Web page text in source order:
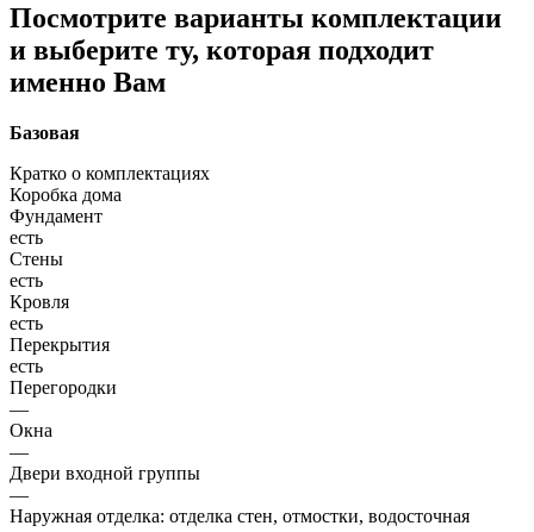
Посмотрите варианты комплектации
и выберите ту, которая подходит
именно Вам
Базовая
Кратко о комплектациях
Коробка дома
Фундамент
есть
Стены
есть
Кровля
есть
Перекрытия
есть
Перегородки
—
Окна
—
Двери входной группы
—
Наружная отделка: отделка стен, отмостки, водосточная